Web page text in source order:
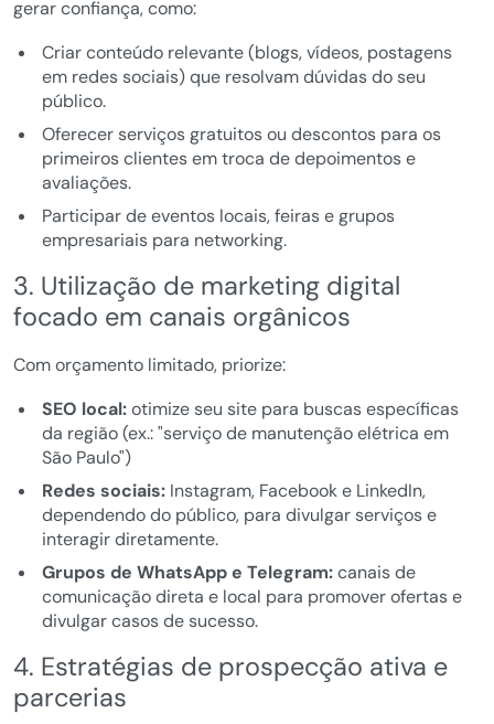
gerar confiança, como:
Criar conteúdo relevante (blogs, vídeos, postagens
em redes sociais) que resolvam dúvidas do seu
público.
Oferecer serviços gratuitos ou descontos para os
primeiros clientes em troca de depoimentos e
avaliações.
Participar de eventos locais, feiras e grupos
empresariais para networking.
3. Utilização de marketing digital
focado em canais orgânicos
Com orçamento limitado, priorize:
SEO local:otimize seu site para buscas específicas
da região (ex.: "serviço de manutenção elétrica em
São Paulo")
Redes sociais:Instagram, Facebook e LinkedIn,
dependendo do público, para divulgar serviços e
interagir diretamente.
Grupos de WhatsApp e Telegram:canais de
comunicação direta e local para promover ofertas e
divulgar casos de sucesso.
4. Estratégias de prospecção ativa e
parcerias